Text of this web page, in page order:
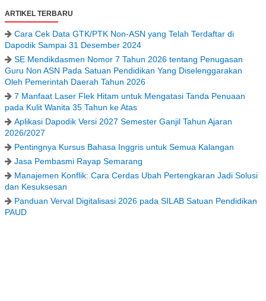
ARTIKEL TERBARU
Cara Cek Data GTK/PTK Non-ASN yang Telah Terdaftar di
Dapodik Sampai 31 Desember 2024
SE Mendikdasmen Nomor 7 Tahun 2026 tentang Penugasan
Guru Non ASN Pada Satuan Pendidikan Yang Diselenggarakan
Oleh Pemerintah Daerah Tahun 2026
7 Manfaat Laser Flek Hitam untuk Mengatasi Tanda Penuaan
pada Kulit Wanita 35 Tahun ke Atas
Aplikasi Dapodik Versi 2027 Semester Ganjil Tahun Ajaran
2026/2027
Pentingnya Kursus Bahasa Inggris untuk Semua Kalangan
Jasa Pembasmi Rayap Semarang
Manajemen Konflik: Cara Cerdas Ubah Pertengkaran Jadi Solusi
dan Kesuksesan
Panduan Verval Digitalisasi 2026 pada SILAB Satuan Pendidikan
PAUD